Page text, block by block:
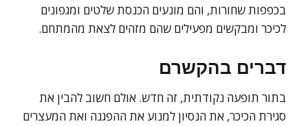
בכפפות שחורות, והם מונעים הכנסת שלטים ומגפונים
לכיכר ומבקשים מפעילים שהם מזהים לצאת מהמתחם.
דברים בהקשרם
בתור תופעה נקודתית, זה חדש. אולם חשוב להבין את
סגירת הכיכר, את הנסיון למנוע את ההפגנה ואת המעצרים